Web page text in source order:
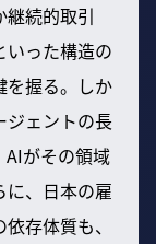
続的取引
いった構造の
を握る。しか
ジェントの長
がその領域
に、日本の雇
存体質も、